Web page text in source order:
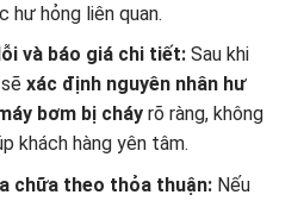
hư hỏng liên quan.
và báo giá chi tiết: Sau khi
xác định nguyên nhân hư
bơm bị cháyrõ ràng, không
khách hàng yên tâm.
chữa theo thỏa thuận: Nếu